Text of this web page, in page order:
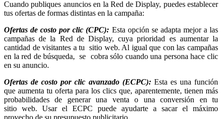
Cuando publiques anuncios en la Red de Display, puedes establecer
tus ofertas de formas distintas en la campaña:
Ofertas de costo por clic (CPC): Esta opción se adapta mejor a las
campañas de la Red de Display, cuya prioridad es aumentar la
cantidad de visitantes a tu sitio web. Al igual que con las campañas
en la red de búsqueda, se cobra sólo cuando una persona hace clic
en su anuncio.
Ofertas de costo por clic avanzado (ECPC):Esta es una función
que aumenta tu oferta para los clics que, aparentemente, tienen más
probabilidades de generar una venta o una conversión en tu
sitio web. Usar el ECPC puede ayudarte a sacar el máximo